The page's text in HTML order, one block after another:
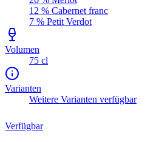
12 % Cabernet franc
7 % Petit Verdot
Volumen
75 cl
Varianten
Weitere Varianten verfügbar
Verfügbar